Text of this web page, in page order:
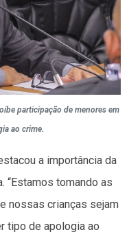
participação de menores em
ao crime.
a importância da
“Estamos tomando as
nossas crianças sejam
tipo de apologia ao